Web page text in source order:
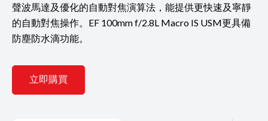
聲波馬達及優化的自動對焦演算法，能提供更快速及寧靜
的自動對焦操作。EF 100mm f/2.8L Macro IS USM更具備
防塵防水滴功能。
立即購買